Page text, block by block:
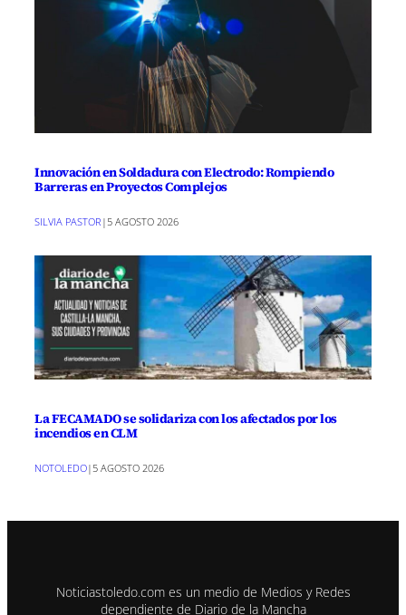
Innovación en Soldadura con Electrodo: Rompiendo
Barreras en Proyectos Complejos
SILVIA PASTOR | 5 AGOSTO 2026
La FECAMADO se solidariza con los afectados por los
incendios en CLM
NOTOLEDO| 5 AGOSTO 2026
Noticiastoledo.com es un medio de Medios y Redes
dependiente de Diario de la Mancha